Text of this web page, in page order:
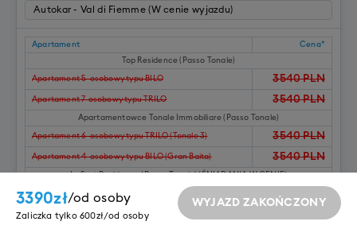
3390zł/od osoby
Zaliczka tylko 600zł/od osoby
WYJAZD ZAKOŃCZONY
Apartament
Cena*
Top Residence (Passo Tonale)
Apartament 5-osobowy typu BILO 3540PLN
Apartament 7-osobowy typu TRILO 3540PLN
Apartamentowce Tonale Immobiliare (Passo Tonale)
Apartament 6-osobowy typu TRILO (Tonale 3) 3540PLN
Apartament 4-osobowy typu BILO (Gran Baita) 3540PLN
Le Sort Residence (Passo Tonale) (ŚNIADANIA W CENIE)
Apartament 4-osobowy typu BILO 4440
Apartament 6-osobowy typu TRILO